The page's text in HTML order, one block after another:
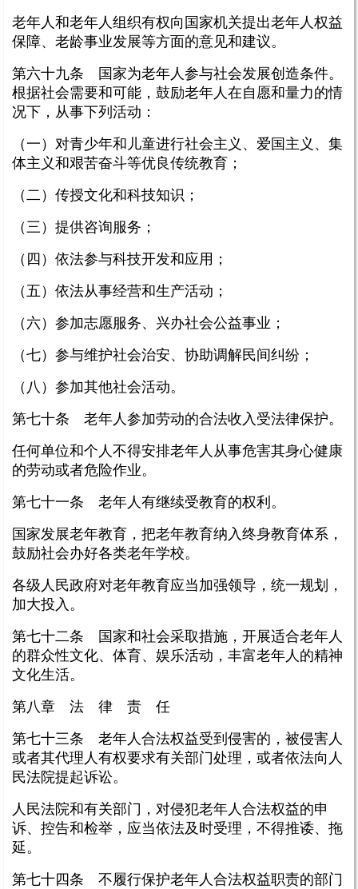
老年人和老年人组织有权向国家机关提出老年人权益
保障、老龄事业发展等方面的意见和建议。
第六十九条 国家为老年人参与社会发展创造条件。
根据社会需要和可能，鼓励老年人在自愿和量力的情
况下，从事下列活动：
（一）对青少年和儿童进行社会主义、爱国主义、集
体主义和艰苦奋斗等优良传统教育；
（二）传授文化和科技知识；
（三）提供咨询服务；
（四）依法参与科技开发和应用；
（五）依法从事经营和生产活动；
（六）参加志愿服务、兴办社会公益事业；
（七）参与维护社会治安、协助调解民间纠纷；
（八）参加其他社会活动。
第七十条 老年人参加劳动的合法收入受法律保护。
任何单位和个人不得安排老年人从事危害其身心健康
的劳动或者危险作业。
第七十一条 老年人有继续受教育的权利。
国家发展老年教育，把老年教育纳入终身教育体系，
鼓励社会办好各类老年学校。
各级人民政府对老年教育应当加强领导，统一规划，
加大投入。
第七十二条 国家和社会采取措施，开展适合老年人
的群众性文化、体育、娱乐活动，丰富老年人的精神
文化生活。
第八章 法 律 责 任
第七十三条 老年人合法权益受到侵害的，被侵害人
或者其代理人有权要求有关部门处理，或者依法向人
民法院提起诉讼。
人民法院和有关部门，对侵犯老年人合法权益的申
诉、控告和检举，应当依法及时受理，不得推诿、拖
延。
第七十四条 不履行保护老年人合法权益职责的部门